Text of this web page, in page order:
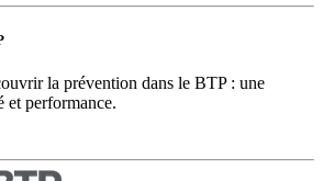
la prévention dans le BTP : une
et performance.